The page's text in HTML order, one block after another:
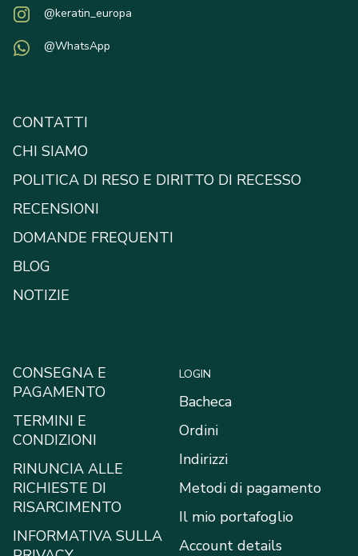
@keratin_europa
@WhatsApp
CONTATTI
CHI SIAMO
POLITICA DI RESO E DIRITTO DI RECESSO
RECENSIONI
DOMANDE FREQUENTI
BLOG
NOTIZIE
CONSEGNA E
PAGAMENTO
TERMINI E
CONDIZIONI
RINUNCIA ALLE
RICHIESTE DI
RISARCIMENTO
INFORMATIVA SULLA
LOGIN
Bacheca
Ordini
Indirizzi
Metodi di pagamento
Il mio portafoglio
Account details